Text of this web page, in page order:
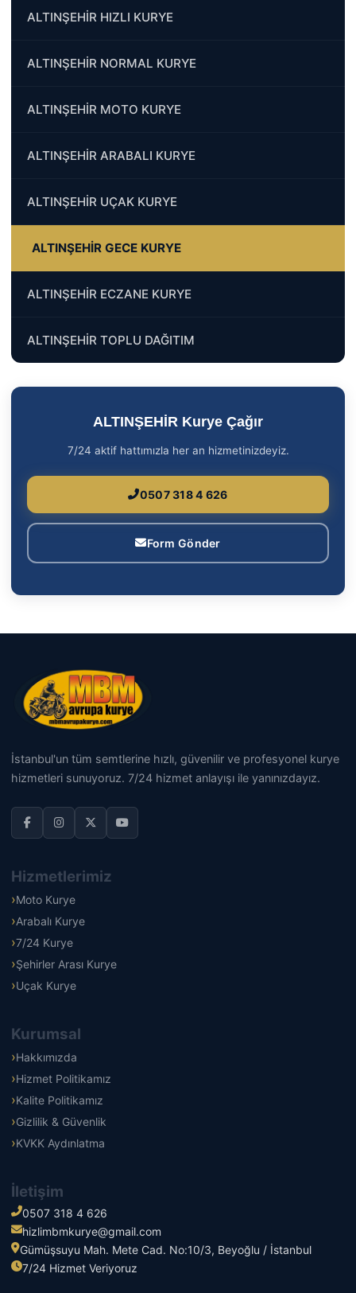
ALTINŞEHİR HIZLI KURYE
ALTINŞEHİR NORMAL KURYE
ALTINŞEHİR MOTO KURYE
ALTINŞEHİR ARABALI KURYE
ALTINŞEHİR UÇAK KURYE
ALTINŞEHİR GECE KURYE
ALTINŞEHİR ECZANE KURYE
ALTINŞEHİR TOPLU DAĞITIM
ALTINŞEHİR Kurye Çağır
7/24 aktif hattımızla her an hizmetinizdeyiz.
0507 318 4 626
Form Gönder
İstanbul'un tüm semtlerine hızlı, güvenilir ve profesyonel kurye
hizmetleri sunuyoruz. 7/24 hizmet anlayışı ile yanınızdayız.
Hizmetlerimiz
Moto Kurye
Arabalı Kurye
7/24 Kurye
Şehirler Arası Kurye
Uçak Kurye
Kurumsal
Hakkımızda
Hizmet Politikamız
Kalite Politikamız
Gizlilik & Güvenlik
KVKK Aydınlatma
İletişim
0507 318 4 626
hizlimbmkurye@gmail.com
Gümüşsuyu Mah. Mete Cad. No:10/3, Beyoğlu / İstanbul
7/24 Hizmet Veriyoruz